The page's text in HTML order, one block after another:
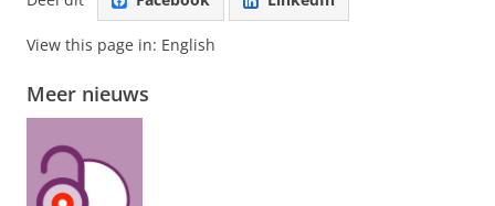
View this page in: English
Meer nieuws